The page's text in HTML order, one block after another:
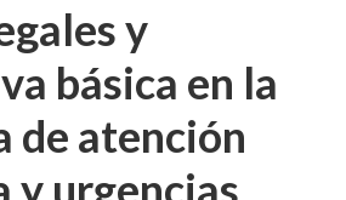
y
básica en la
de atención
y urgencias